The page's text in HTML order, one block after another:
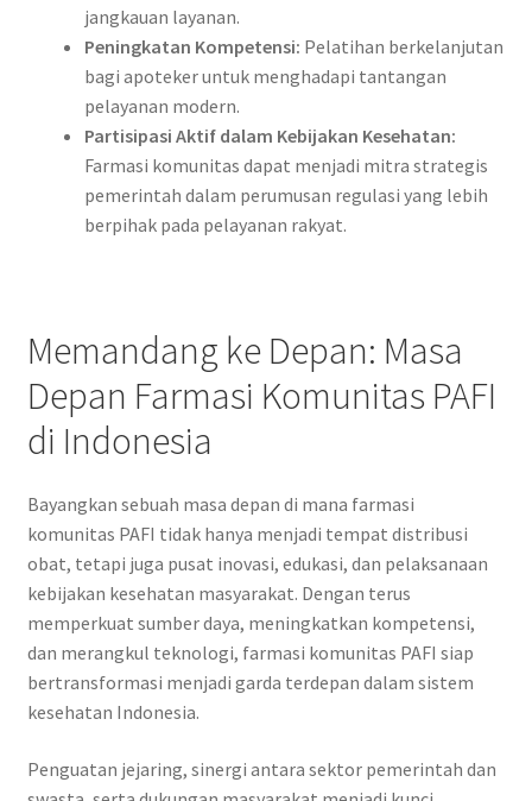
jangkauan layanan.
Peningkatan Kompetensi: Pelatihan berkelanjutan
bagi apoteker untuk menghadapi tantangan
pelayanan modern.
Partisipasi Aktif dalam Kebijakan Kesehatan:
Farmasi komunitas dapat menjadi mitra strategis
pemerintah dalam perumusan regulasi yang lebih
berpihak pada pelayanan rakyat.
Memandang ke Depan: Masa
Depan Farmasi Komunitas PAFI
di Indonesia
Bayangkan sebuah masa depan di mana farmasi
komunitas PAFI tidak hanya menjadi tempat distribusi
obat, tetapi juga pusat inovasi, edukasi, dan pelaksanaan
kebijakan kesehatan masyarakat. Dengan terus
memperkuat sumber daya, meningkatkan kompetensi,
dan merangkul teknologi, farmasi komunitas PAFI siap
bertransformasi menjadi garda terdepan dalam sistem
kesehatan Indonesia.
Penguatan jejaring, sinergi antara sektor pemerintah dan